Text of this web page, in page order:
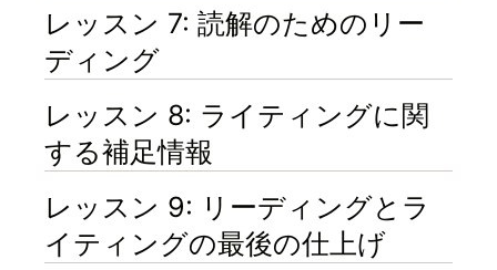
レッスン 7: 読解のためのリー
ディング
レッスン 8: ライティングに関
する補足情報
レッスン 9: リーディングとラ
イティングの最後の仕上げ